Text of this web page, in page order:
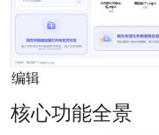
编辑
核心功能全景